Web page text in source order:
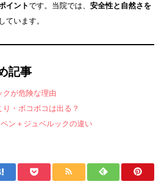
イントです。当院では、 安全性と自然さを
ています。
記事
クが危険な理由
・ボコボコは出る？
ン＋ジュベルックの違い